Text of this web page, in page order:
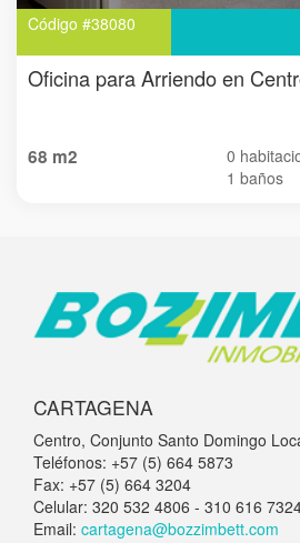
Código #38080
Oficina para Arriendo en
68 m2
0
1 baños
CARTAGENA
Centro, Conjunto Santo Domingo
Teléfonos: +57 (5) 664 5873
Fax: +57 (5) 664 3204
Celular: 320 532 4806 - 310 616
Email: cartagena@bozzimbett.com